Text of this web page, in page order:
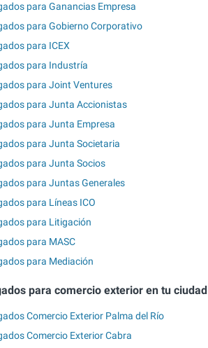
para Ganancias Empresa
para Gobierno Corporativo
para ICEX
para Industría
para Joint Ventures
para Junta Accionistas
para Junta Empresa
para Junta Societaria
para Junta Socios
para Juntas Generales
para Líneas ICO
para Litigación
para MASC
para Mediación
para comercio exterior en tu ciudad
Comercio Exterior Palma del Río
Comercio Exterior Cabra